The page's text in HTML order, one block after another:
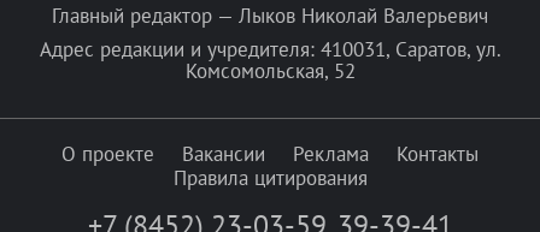
Главный редактор — Лыков Николай Валерьевич
Адрес редакции и учредителя: 410031, Саратов, ул.
Комсомольская, 52
О проекте Вакансии Реклама
Контакты
Правила цитирования